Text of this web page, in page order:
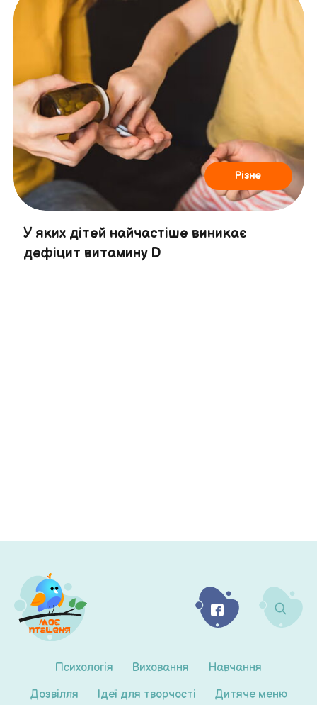
Різне
У яких дітей найчастіше виникає
дефіцит витамину D
Психологія Виховання
Навчання
Дозвілля
Ідеї для творчості Дитяче меню